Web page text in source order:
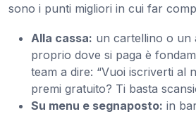
sono i punti migliori in cui far
Alla cassa: un cartellino o un
proprio dove si paga è
team a dire: “Vuoi iscriverti al
premi gratuito? Ti basta
Su menu e segnaposto: in